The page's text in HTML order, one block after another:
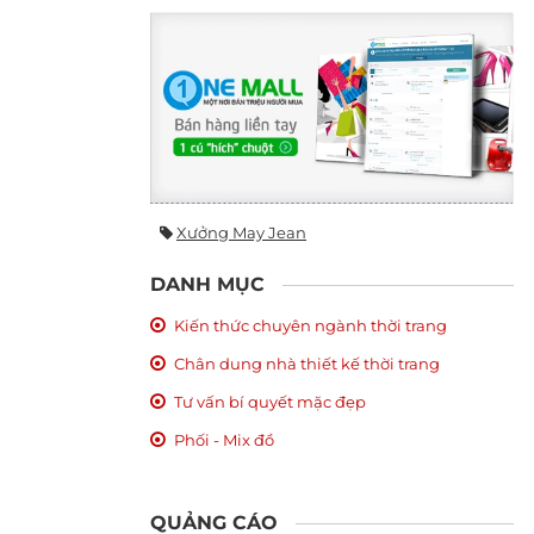
Xưởng May Jean
DANH MỤC
Kiến thức chuyên ngành thời trang
Chân dung nhà thiết kế thời trang
Tư vấn bí quyết mặc đẹp
Phối - Mix đồ
QUẢNG CÁO